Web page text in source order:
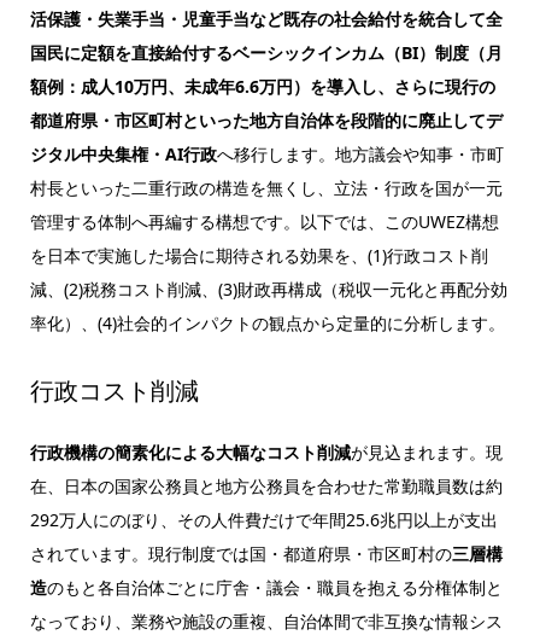
活保護・失業手当・児童手当など既存の社会給付を統合して全
国民に定額を直接給付するベーシックインカム（BI）制度（月
額例：成人10万円、未成年6.6万円）を導入し、さらに現行の
都道府県・市区町村といった地方自治体を段階的に廃止してデ
ジタル中央集権・AI行政へ移行します。地方議会や知事・市町
村長といった二重行政の構造を無くし、立法・行政を国が一元
管理する体制へ再編する構想です。以下では、このUWEZ構想
を日本で実施した場合に期待される効果を、(1)行政コスト削
減、(2)税務コスト削減、(3)財政再構成（税収一元化と再配分効
率化）、(4)社会的インパクトの観点から定量的に分析します。
行政コスト削減
行政機構の簡素化による大幅なコスト削減が見込まれます。現
在、日本の国家公務員と地方公務員を合わせた常勤職員数は約
292万人にのぼり、その人件費だけで年間25.6兆円以上が支出
されています。現行制度では国・都道府県・市区町村の三層構
造のもと各自治体ごとに庁舎・議会・職員を抱える分権体制と
なっており、業務や施設の重複、自治体間で非互換な情報シス